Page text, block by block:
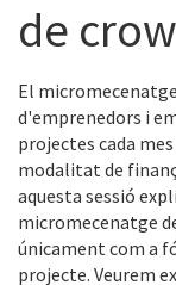
de
El
d'emprenedors i
projectes cada
modalitat de
aquesta sessió
micromecenatge
únicament com a
projecte. Veurem